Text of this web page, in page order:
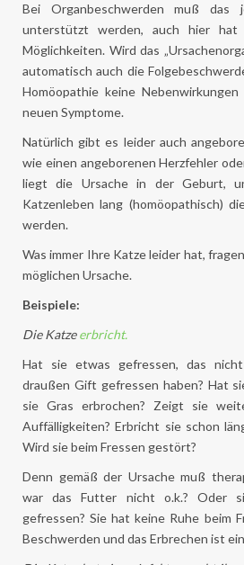
Bei Organbeschwerden muß das
unterstützt werden, auch hier hat
Möglichkeiten. Wird das
automatisch auch die
Homöopathie keine
neuen Symptome.
Natürlich gibt es leider auch
wie einen angeborenen Herzfehler
liegt die Ursache in der Geburt,
Katzenleben lang (homöopathisch)
werden.
Was immer Ihre Katze leider hat,
möglichen Ursache.
Beispiele:
Die Katzeerbricht.
Hat sie etwas gefressen, das
draußen Gift gefressen haben? Hat
sie Gras erbrochen? Zeigt sie
Auffälligkeiten? Erbricht sie schon
Wird sie beim Fressen gestört?
Denn gemäß der Ursache muß
war das Futter nicht o.k.? Oder
gefressen? Sie hat keine Ruhe beim
Beschwerden und das Erbrechen ist